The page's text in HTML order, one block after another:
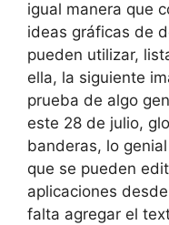
igual manera que
ideas gráficas de
pueden utilizar,
ella, la siguiente
prueba de algo
este 28 de julio,
banderas, lo
que se pueden
aplicaciones
falta agregar el